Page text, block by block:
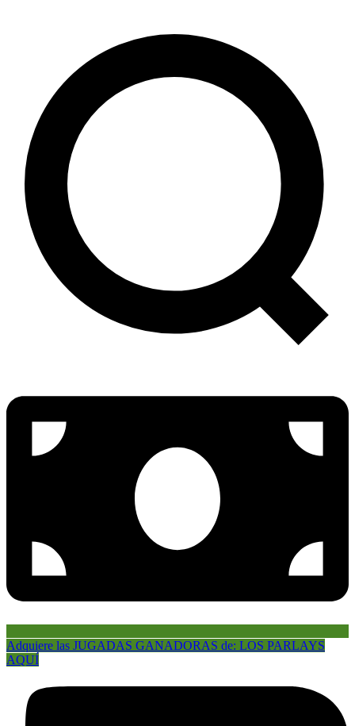
Adquiere las JUGADAS GANADORAS de: LOS PARLAYS
AQUÍ